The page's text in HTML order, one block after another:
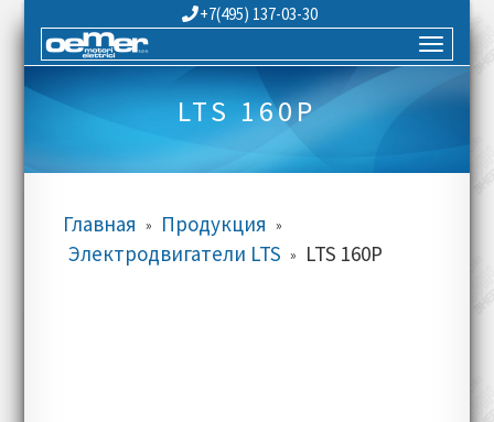
+7(495) 137-03-30
LTS 160P
Главная » Продукция »
Электродвигатели LTS » LTS 160P